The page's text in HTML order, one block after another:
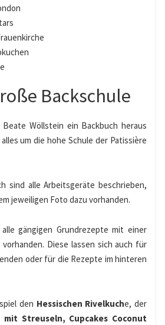
Backschule
Wöllstein ein Backbuch heraus
um die hohe Schule der Patissière
sind alle Arbeitsgeräte beschrieben,
jeweiligen Foto dazu vorhanden.
gängigen Grundrezepte mit einer
Diese lassen sich auch für
oder für die Rezepte im hinteren
den Hessischen Rivelkuche, der
mit Streuseln, Cupcakes Coconut